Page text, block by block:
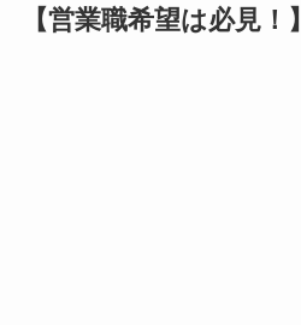
【営業職希望は必見！】